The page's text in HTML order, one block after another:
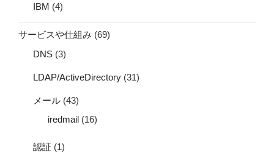
IBM (4)
サービスや仕組み (69)
DNS (3)
LDAP/ActiveDirectory (31)
メール (43)
iredmail (16)
認証 (1)